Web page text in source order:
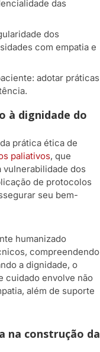
das
dos
com empatia e
adotar práticas
à dignidade do
prática ética de
paliativos, que
vulnerabilidade dos
de protocolos
seu bem-
humanizado
compreendendo
a dignidade, o
cuidado envolve não
além de suporte
na construção da